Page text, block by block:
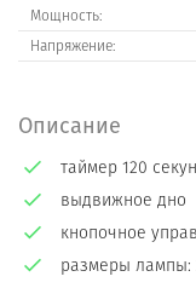
Мощность:
Напряжение:
Описание
таймер 120
выдвижное дно
кнопочное
размеры лампы: